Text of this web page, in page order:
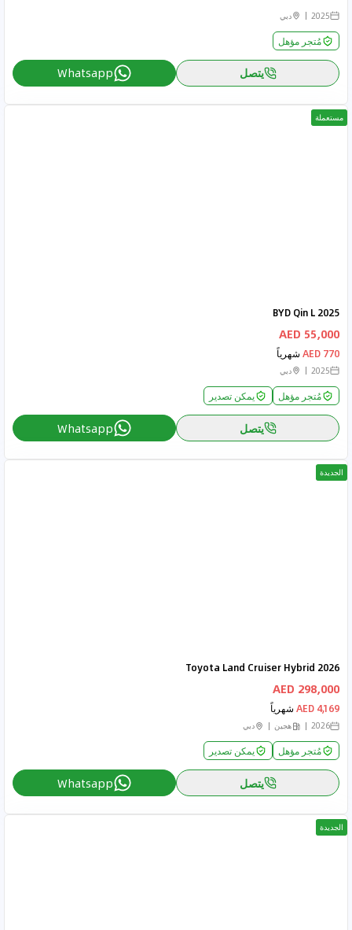
2025 دبي
مُتجر مؤهل
يتصل Whatsapp
مستعملة
BYD Qin L 2025
55,000 AED
770 AED شهرياً
2025 دبي
مُتجر مؤهل يمكن تصدير
يتصل Whatsapp
الجديدة
Toyota Land Cruiser Hybrid 2026
298,000 AED
4,169 AED شهرياً
2026 هجين دبي
مُتجر مؤهل يمكن تصدير
يتصل Whatsapp
الجديدة